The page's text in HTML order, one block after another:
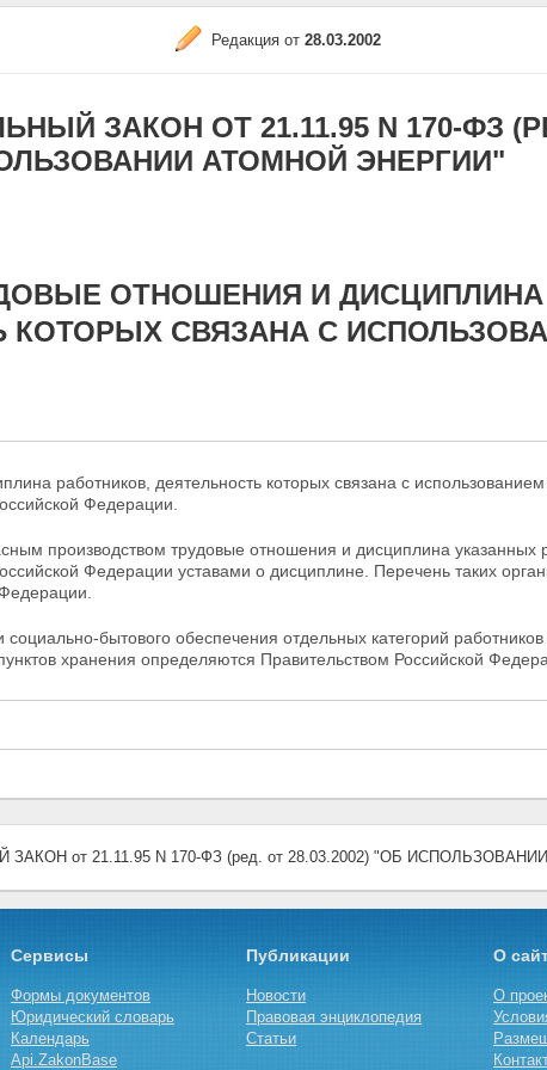
Редакция от 28.03.2002
ЗАКОН ОТ 21.11.95 N 170-ФЗ
АТОМНОЙ ЭНЕРГИИ"
ОТНОШЕНИЯ И
КОТОРЫХ СВЯЗАНА С
работников, деятельность которых связана с
Федерации.
производством трудовые отношения и дисциплина указанных
Федерации уставами о дисциплине. Перечень таких
бытового обеспечения отдельных категорий работников
хранения определяются Правительством Российской
от 21.11.95 N 170-ФЗ (ред. от 28.03.2002) "ОБ
Сервисы
Формы документов
Юридический словарь
Календарь
Api.ZakonBase
Публикации
Новости
Правовая энциклопедия
Статьи
О
О